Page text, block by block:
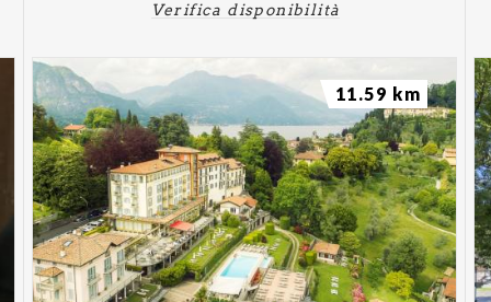
Verifica disponibilità
11.59 km